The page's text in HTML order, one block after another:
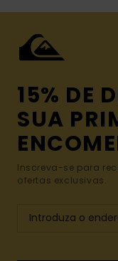
15% DE
SUA
Inscreva-se para
ofertas exclusivas.